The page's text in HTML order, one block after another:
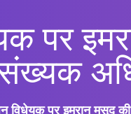
पर
विधेयक पर इमरान मसूद